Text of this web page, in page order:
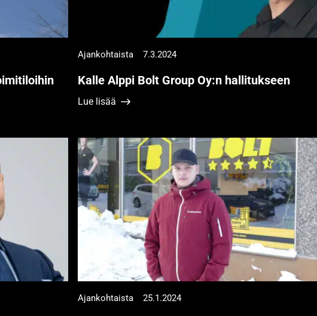
Ajankohtaista 7.3.2024
Kalle Alppi Bolt Group Oy:n hallitukseen
Lue lisää
Ajankohtaista 25.1.2024